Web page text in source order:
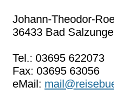
Johann-Theodor-
36433 Bad
Tel.: 03695 622073
Fax: 03695 63056
eMail: